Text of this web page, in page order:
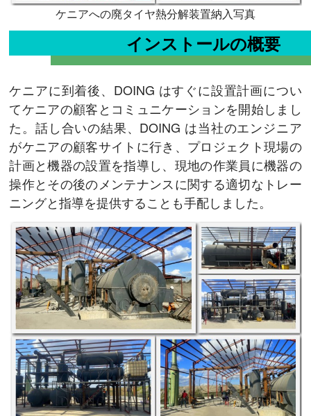
ケニアへの廃タイヤ熱分解装置納入写真
インストールの概要
ケニアに到着後、DOING はすぐに設置計画につい
てケニアの顧客とコミュニケーションを開始しまし
た。話し合いの結果、DOING は当社のエンジニア
がケニアの顧客サイトに行き、プロジェクト現場の
計画と機器の設置を指導し、現地の作業員に機器の
操作とその後のメンテナンスに関する適切なトレー
ニングと指導を提供することも手配しました。